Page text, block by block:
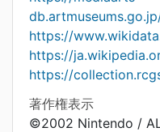
https://
https://
https://
著作権表示
©2002 Nintendo /